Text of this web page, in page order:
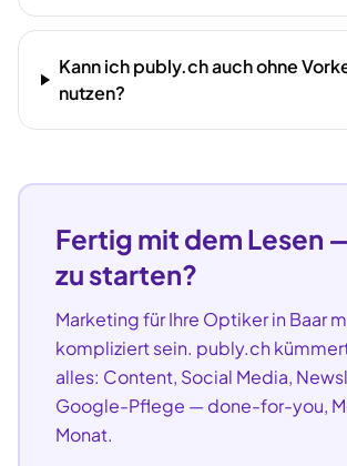
Kann ich publy.ch auch ohne
nutzen?
Fertig mit dem Lesen
zu starten?
Marketing für Ihre OptikerinBaar
kompliziert sein. publy.ch
alles: Content, Social Media,
Google-Pflege — done-for-you,
Monat.